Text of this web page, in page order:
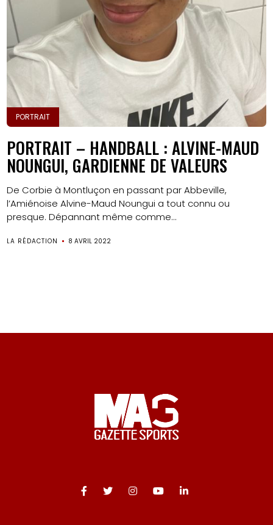
PORTRAIT
PORTRAIT – HANDBALL : ALVINE-MAUD
NOUNGUI, GARDIENNE DE VALEURS
De Corbie à Montluçon en passant par Abbeville,
l’Amiénoise Alvine-Maud Noungui a tout connu ou
presque. Dépannant même comme...
LA RÉDACTION 8 AVRIL 2022